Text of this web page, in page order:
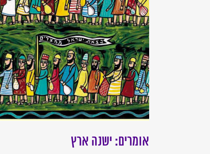
אומרים: ישנה ארץ